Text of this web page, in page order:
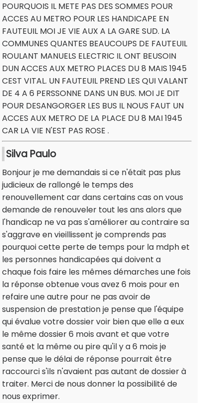
POURQUOIS IL METE PAS DES SOMMES POUR
ACCES AU METRO POUR LES HANDICAPE EN
FAUTEUIL MOI JE VIE AUX A LA GARE SUD. LA
COMMUNES QUANTES BEAUCOUPS DE FAUTEUIL
ROULANT MANUELS ELECTRIC IL ONT BEUSOIN
DUN ACCES AUX METRO PLACES DU 8 MAIS 1945
CEST VITAL. UN FAUTEUIL PREND LES QUI VALANT
DE 4 A 6 PERSSONNE DANS UN BUS. MOI JE DIT
POUR DESANGORGER LES BUS IL NOUS FAUT UN
ACCES AUX METRO DE LA PLACE DU 8 MAI 1945
CAR LA VIE N'EST PAS ROSE .
Silva Paulo
Bonjour je me demandais si ce n'était pas plus
judicieux de rallongé le temps des
renouvellement car dans certains cas on vous
demande de renouveler tout les ans alors que
l'handicap ne va pas s'améliorer au contraire sa
s'aggrave en vieillissent je comprends pas
pourquoi cette perte de temps pour la mdph et
les personnes handicapées qui doivent a
chaque fois faire les mêmes démarches une fois
la réponse obtenue vous avez 6 mois pour en
refaire une autre pour ne pas avoir de
suspension de prestation je pense que l'équipe
qui évalue votre dossier voir bien que elle a eux
le même dossier 6 mois avant et que votre
santé et la même ou pire qu'il y a 6 mois je
pense que le délai de réponse pourrait être
raccourci s'ils n'avaient pas autant de dossier à
traiter. Merci de nous donner la possibilité de
nous exprimer.